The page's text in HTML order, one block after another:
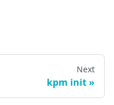
Next
kpm init